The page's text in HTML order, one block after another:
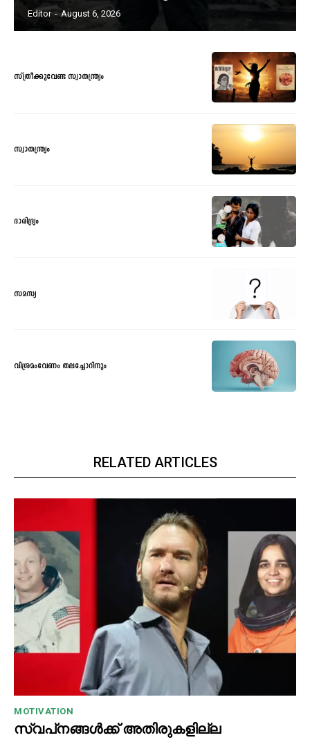
Editor - August 6, 2026
സ്ത്രീക്കുവേണ്ട സ്വാതന്ത്ര്യം
സ്വാതന്ത്ര്യം
ദാരിദ്ര്യം
സമസ്യ
വിശ്രമംവേണം തലച്ചോറിനും
RELATED ARTICLES
MOTIVATION
സ്വപ്‌നങ്ങൾക്ക് അതിരുകളില്ല